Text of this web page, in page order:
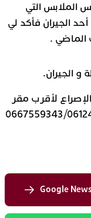
الملابس التي
الجيران فأكد لي
.
و الجيران.
لأقرب مقر
بلأرقام التالية:0667559343/0612433779